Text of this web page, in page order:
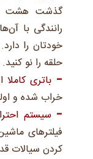
گذشت هشت
رانندگی با
خودتان را
حلقه را نو کنید.
باتری
خراب شده و
سیستم
فیلترهای
کردن سیالات